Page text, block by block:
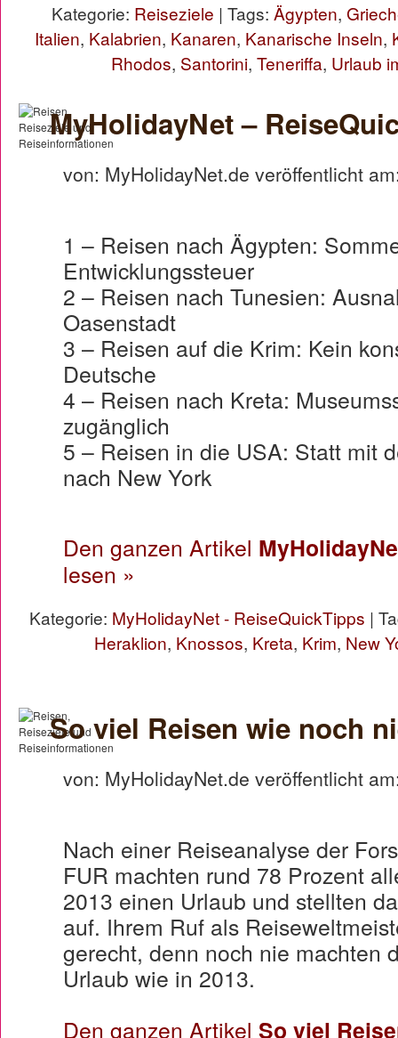
Kategorie: Reiseziele | Tags: Ägypten,
Italien, Kalabrien, Kanaren, Kanarische Inseln,
Rhodos, Santorini, Teneriffa, Urlaub
MyHolidayNet –
von: MyHolidayNet.de veröffentlicht
1 – Reisen nach Ägypten:
Entwicklungssteuer
2 – Reisen nach Tunesien:
Oasenstadt
3 – Reisen auf die Krim: Kein
Deutsche
4 – Reisen nach Kreta:
zugänglich
5 – Reisen in die USA: Statt mit
nach New York
Den ganzen Artikel
lesen »
Kategorie: MyHolidayNet - ReiseQuickTipps |
Heraklion, Knossos, Kreta, Krim, New
So viel Reisen wie noch
von: MyHolidayNet.de veröffentlicht
Nach einer Reiseanalyse der
FUR machten rund 78 Prozent
2013 einen Urlaub und stellten
auf. Ihrem Ruf als
gerecht, denn noch nie machten
Urlaub wie in 2013.
Den ganzen Artikel So viel